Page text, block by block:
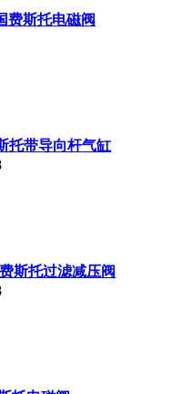
费斯托电磁阀
托带导向杆气缸
斯托过滤减压阀